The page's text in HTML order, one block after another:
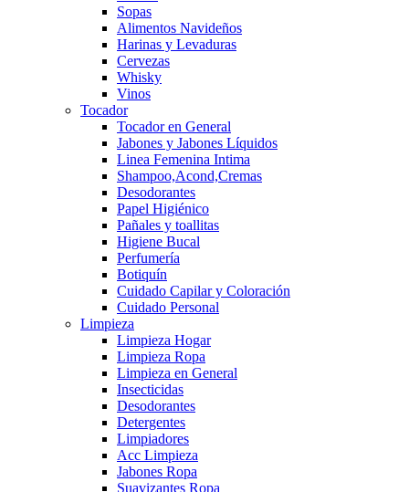
Sopas
Alimentos Navideños
Harinas y Levaduras
Cervezas
Whisky
Vinos
Tocador
Tocador en General
Jabones y Jabones Líquidos
Linea Femenina Intima
Shampoo,Acond,Cremas
Desodorantes
Papel Higiénico
Pañales y toallitas
Higiene Bucal
Perfumería
Botiquín
Cuidado Capilar y Coloración
Cuidado Personal
Limpieza
Limpieza Hogar
Limpieza Ropa
Limpieza en General
Insecticidas
Desodorantes
Detergentes
Limpiadores
Acc Limpieza
Jabones Ropa
Suavizantes Ropa